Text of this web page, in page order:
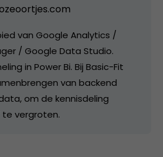
van Google Analytics /
/ Google Data Studio.
in Power Bi. Bij Basic-Fit
van backend
om de kennisdeling
vergroten.